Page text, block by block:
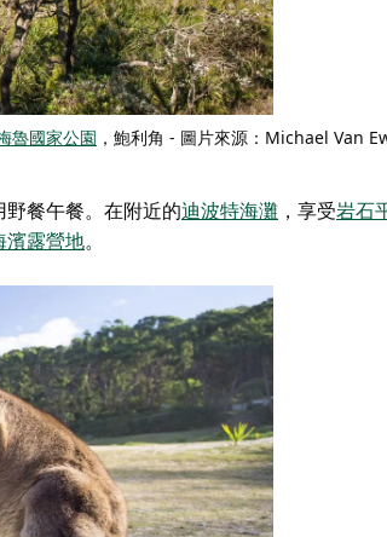
魯國家公園 ，鮑利角 - 圖片來源：Michael Van
餐午餐。在附近的迪波特海灘 ，享受岩石
濱露營地。